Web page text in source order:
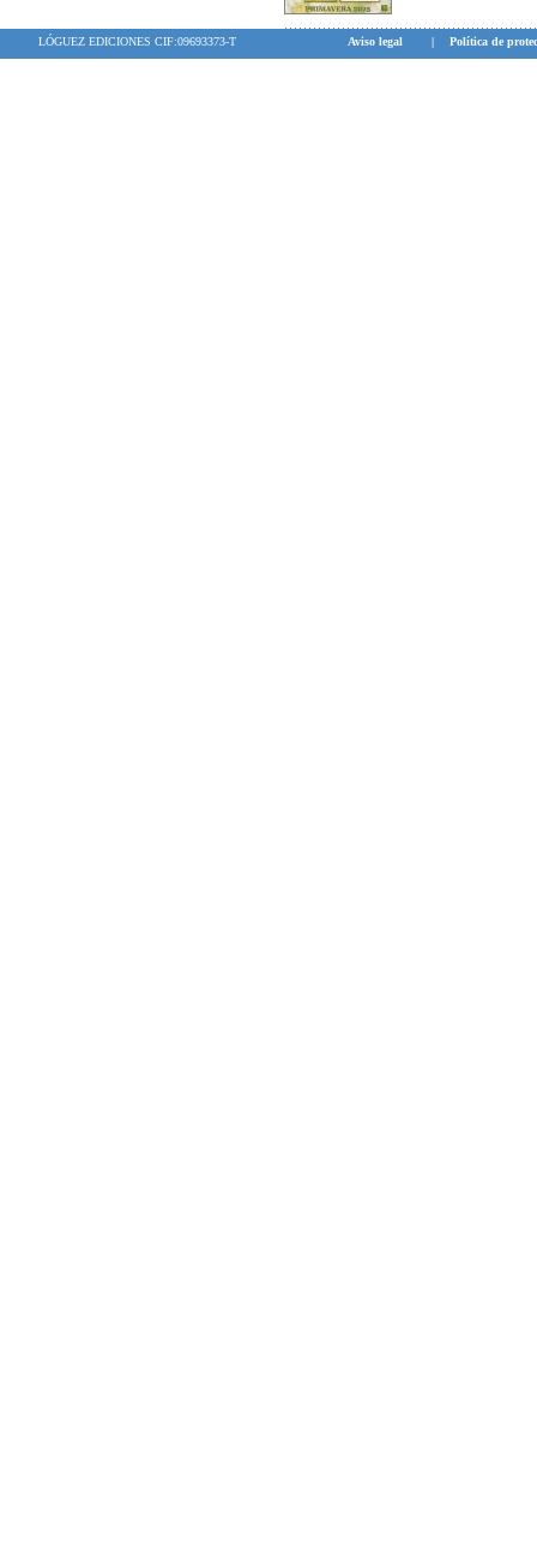
LÓGUEZ EDICIONES CIF:09693373-T Aviso legal | Política de